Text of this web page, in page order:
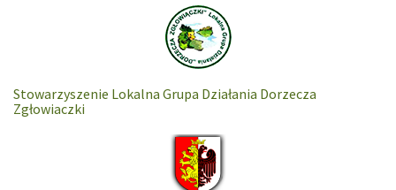
Stowarzyszenie Lokalna Grupa Działania Dorzecza
Zgłowiaczki